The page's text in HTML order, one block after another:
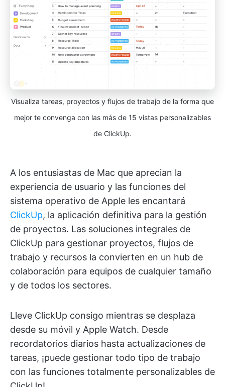
Visualiza tareas, proyectos y flujos de trabajo de la forma que
mejor te convenga con las más de 15 vistas personalizables
de ClickUp.
A los entusiastas de Mac que aprecian la
experiencia de usuario y las funciones del
sistema operativo de Apple les encantará
ClickUp, la aplicación definitiva para la gestión
de proyectos. Las soluciones integrales de
ClickUp para gestionar proyectos, flujos de
trabajo y recursos la convierten en un hub de
colaboración para equipos de cualquier tamaño
y de todos los sectores.
Lleve ClickUp consigo mientras se desplaza
desde su móvil y Apple Watch. Desde
recordatorios diarios hasta actualizaciones de
tareas, ¡puede gestionar todo tipo de trabajo
con las funciones totalmente personalizables de